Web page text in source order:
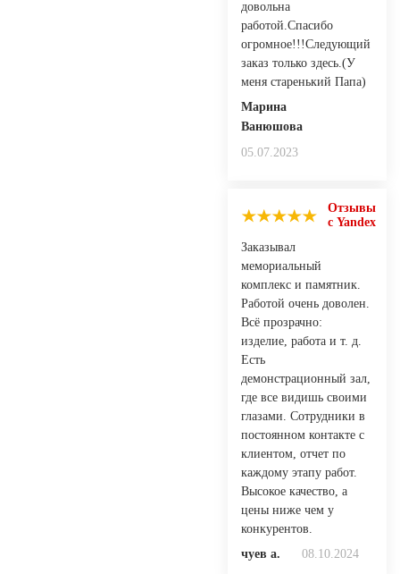
довольна
работой.Спасибо
огромное!!!Следующий
заказ только здесь.(У
меня старенький Папа)
Марина
Ванюшова
05.07.2023
Отзывы
с Yandex
Заказывал
мемориальный
комплекс и памятник.
Работой очень доволен.
Всё прозрачно:
изделие, работа и т. д.
Есть
демонстрационный зал,
где все видишь своими
глазами. Сотрудники в
постоянном контакте с
клиентом, отчет по
каждому этапу работ.
Высокое качество, а
цены ниже чем у
конкурентов.
чуев а.
08.10.2024